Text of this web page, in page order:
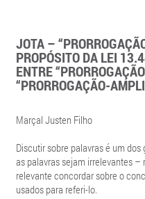
JOTA –
PROPÓSITO DA LEI
ENTRE
“PRORROGAÇÃO-
Marçal Justen Filho
Discutir sobre palavras é um
as palavras sejam irrelevantes
relevante concordar sobre o
usados para referi-lo.